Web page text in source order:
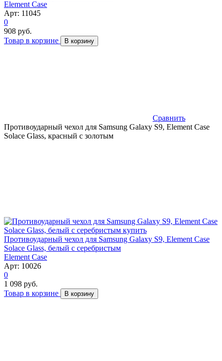
Element Case
Арт: 11045
0
908 руб.
Товар в корзине
В корзину
Сравнить
Противоударный чехол для Samsung Galaxy S9, Element Case
Solace Glass, красный с золотым
Противоударный чехол для Samsung Galaxy S9, Element Case
Solace Glass, белый с серебристым
Element Case
Арт: 10026
0
1 098 руб.
Товар в корзине
В корзину